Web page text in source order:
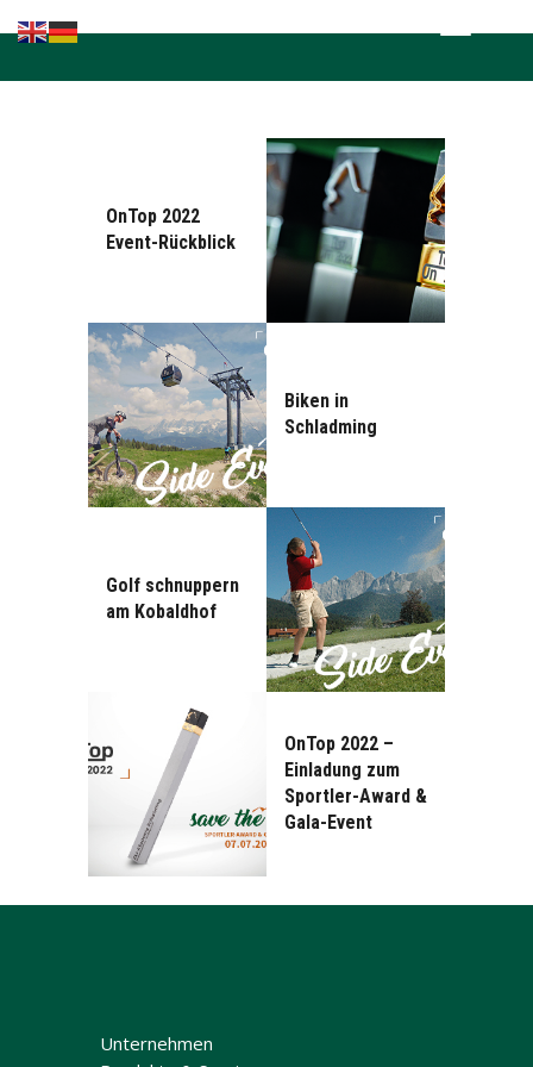
Kompetenzen
Events &
OnTop 2022
Event-Rückblick
Biken in
Schladming
Golf schnuppern
am Kobaldhof
OnTop 2022 –
Einladung zum
Sportler-Award &
Gala-Event
Unternehmen